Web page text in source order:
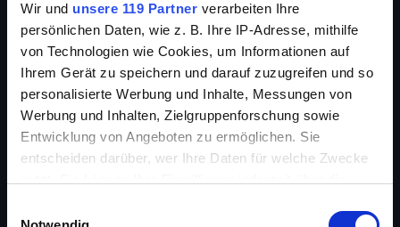
Wir und unsere 119 Partner verarbeiten Ihre
persönlichen Daten, wie z. B. Ihre IP-Adresse, mithilfe
von Technologien wie Cookies, um Informationen auf
Ihrem Gerät zu speichern und darauf zuzugreifen und so
personalisierte Werbung und Inhalte, Messungen von
Werbung und Inhalten, Zielgruppenforschung sowie
Entwicklung von Angeboten zu ermöglichen. Sie
entscheiden darüber, wer Ihre Daten für welche Zwecke
Trigger Symbol ändern oder widerrufen
attraktiven Töchtern im Norden Mexikos, wo sich die
jungen Damen den Avancen der lokalen Jünglinge
ausgesetzt sehen. So vernimmt man mit Freude, ein
Haus in Arizona geerbt zu haben. Bei der Ankunft dort
muss Familie Sanchez aber nicht nur feststellen, dass
es sich bei dem Haus um ein Bordell handelt, sondern
auch, dass auch andere ein Auge auf den Besitz
geworfen haben...